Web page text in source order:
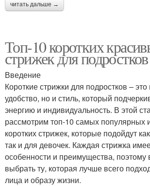
читать дальше →
Топ-10 коротких
стрижек для подростков
Введение
Короткие стрижки для подростков – это
удобство, но и стиль, который
энергию и индивидуальность. В этой
рассмотрим топ-10 самых популярных
коротких стрижек, которые подойдут
так и для девочек. Каждая стрижка
особенности и преимущества,
выбрать ту, которая лучше всего
лица и образу жизни.